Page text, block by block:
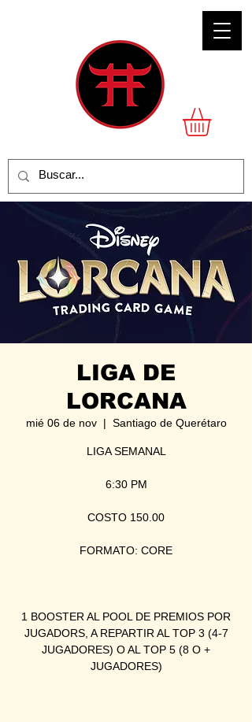
LIGA DE
LORCANA
mié 06 de nov
  |
Santiago de Querétaro
LIGA SEMANAL
6:30 PM
COSTO 150.00
FORMATO: CORE
1 BOOSTER AL POOL DE PREMIOS POR
JUGADORS, A REPARTIR AL TOP 3 (4-7
JUGADORES) O AL TOP 5 (8 O +
JUGADORES)